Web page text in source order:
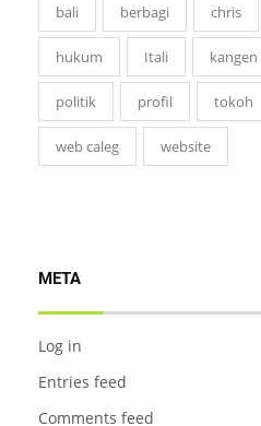
bali berbagi chris
hukum Itali
politik profil tokoh
web caleg website
META
Log in
Entries feed
Comments feed